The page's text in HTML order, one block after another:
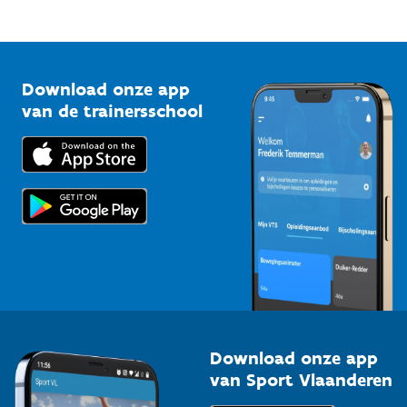
Bedrijven
Trainers en begeleiders
Topsporters
Vlaamse Trainersschool
Kennisplatform
Downloads
Voor de pers
Download onze app
van de trainersschool
Download onze app
van Sport Vlaanderen